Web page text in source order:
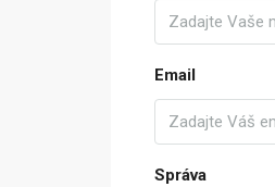
Email
Správa